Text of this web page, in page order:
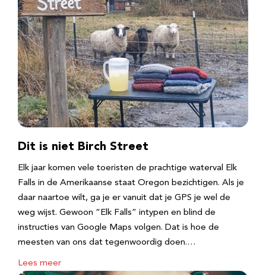
Dit is niet Birch Street
Elk jaar komen vele toeristen de prachtige waterval Elk
Falls in de Amerikaanse staat Oregon bezichtigen. Als je
daar naartoe wilt, ga je er vanuit dat je GPS je wel de
weg wijst. Gewoon “Elk Falls” intypen en blind de
instructies van Google Maps volgen. Dat is hoe de
meesten van ons dat tegenwoordig doen.…
Lees meer